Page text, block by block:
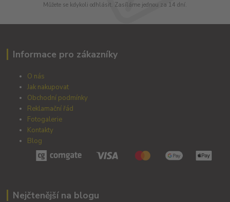
Můžete se kdykoli odhlásit. Zasíláme jednou za 14 dní.
Informace pro zákazníky
O nás
Jak nakupovat
Obchodní podmínky
Reklamační řád
Fotogalerie
Kontakty
Blog
Nejčtenější na blogu